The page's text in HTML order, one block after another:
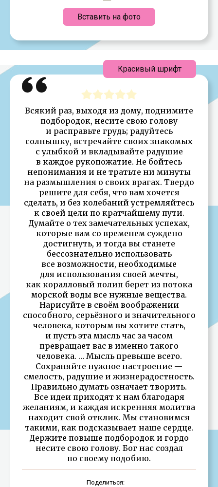
Вставить на фото
Всякий раз, выходя из дому, поднимите
подбородок, несите свою голову
и расправьте грудь; радуйтесь
солнышку, встречайте своих знакомых
с улыбкой и вкладывайте радушие
в каждое рукопожатие. Не бойтесь
непонимания и не тратьте ни минуты
на размышления о своих врагах. Твердо
решите для себя, что вам хочется
сделать, и без колебаний устремляйтесь
к своей цели по кратчайшему пути.
Думайте о тех замечательных успехах,
которые вам со временем суждено
достигнуть, и тогда вы станете
бессознательно использовать
все возможности, необходимые
для использования своей мечты,
как коралловый полип берет из потока
морской воды все нужные вещества.
Нарисуйте в своём воображении
способного, серьёзного и значительного
человека, которым вы хотите стать,
и пусть эта мысль час за часом
превращает вас в именно такого
человека. … Мысль превыше всего.
Сохраняйте нужное настроение —
смелость, радушие и жизнерадостность.
Правильно думать означает творить.
Все идеи приходят к нам благодаря
желаниям, и каждая искренняя молитва
находит свой отклик. Мы становимся
такими, как подсказывает наше сердце.
Держите повыше подбородок и гордо
несите свою голову. Бог нас создал
по своему подобию.
Поделиться:
Красивый шрифт